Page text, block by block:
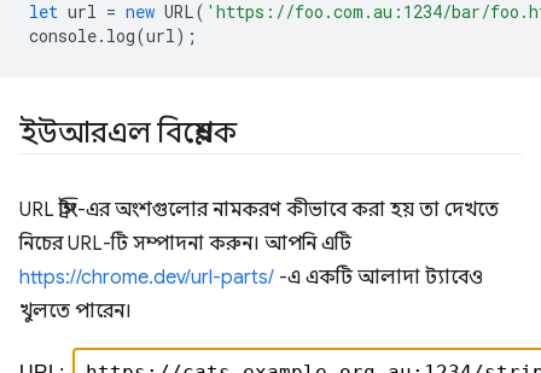
let url = new URL( 'https://foo.com.au:1234/bar/
console. log(url);
ইউআরএল বিশ্লেষক
URL স্ট্রিং-এর অংশগুলোর নামকরণ কীভাবে করা হয় তা দেখতে
নিচের URL-টি সম্পাদনা করুন। আপনি এটি
https://chrome.dev/url-parts/ -এ একটি আলাদা ট্যাবেও
খুলতে পারেন।